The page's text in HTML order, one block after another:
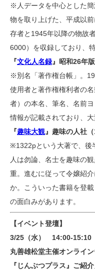
※人データを中心とした
物を取り上げた、平成以
存者と1945年以降の物故
6000）を収録しており、
『文化人名録』昭和26年版
※別名「著作権台帳」。
使用者と著作権権利者の
者）の本名、筆名、名前
情報が記載されており、
『趣味大観』趣味の人社（
※1322pという大著で、後
人は勿論、名士を趣味の
重。進むに従って令嬢紹
か。こういった書籍を登
の面白みがあります。
【イベント登壇】
3/25（水） 14:00-15:10
丸善雄松堂主催オンライ
『じんぶつプラス』ご紹介